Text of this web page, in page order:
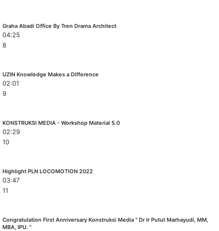
Graha Abadi Office By Tren Drama Architect
04:25
8
UZIN Knowledge Makes a Difference
02:01
9
KONSTRUKSI MEDIA - Workshop Material 5.0
02:29
10
Highlight PLN LOCOMOTION 2022
03:47
11
Congratulation First Anniversary Konstruksi Media " Dr Ir Putut Marhayudi, MM,
MBA, IPU. "